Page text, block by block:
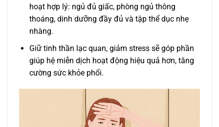
hoạt hợp lý: ngủ đủ giấc, phòng ngủ thông
thoáng, dinh dưỡng đầy đủ và tập thể dục nhẹ
nhàng.
Giữ tinh thần lạc quan, giảm stress sẽ góp phần
giúp hệ miễn dịch hoạt động hiệu quả hơn, tăng
cường sức khỏe phổi.